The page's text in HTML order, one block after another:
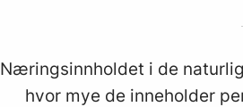
Næringsinnholdet i de
hvor mye de inneholder